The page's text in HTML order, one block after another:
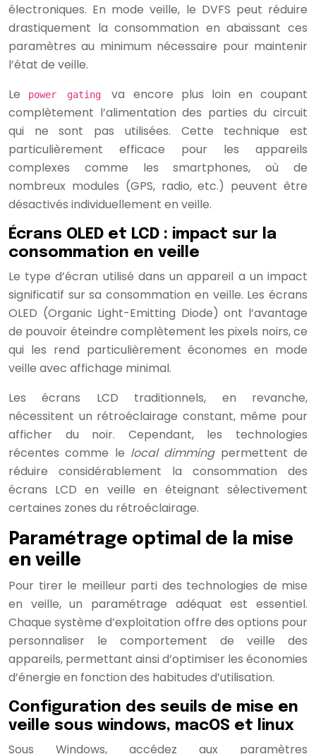
électroniques. En mode veille, le DVFS peut réduire
drastiquement la consommation en abaissant ces
paramètres au minimum nécessaire pour maintenir
l’état de veille.
Le
power gatingva encore plus loin en coupant
complètement l’alimentation des parties du circuit
qui ne sont pas utilisées. Cette technique est
particulièrement efficace pour les appareils
complexes comme les smartphones, où de
nombreux modules (GPS, radio, etc.) peuvent être
désactivés individuellement en veille.
Écrans OLED et LCD : impact sur la
consommation en veille
Le type d’écran utilisé dans un appareil a un impact
significatif sur sa consommation en veille. Les écrans
OLED (Organic Light-Emitting Diode) ont l’avantage
de pouvoir éteindre complètement les pixels noirs, ce
qui les rend particulièrement économes en mode
veille avec affichage minimal.
Les écrans LCD traditionnels, en revanche,
nécessitent un rétroéclairage constant, même pour
afficher du noir. Cependant, les technologies
récentes comme le local dimming permettent de
réduire considérablement la consommation des
écrans LCD en veille en éteignant sélectivement
certaines zones du rétroéclairage.
Paramétrage optimal de la mise
en veille
Pour tirer le meilleur parti des technologies de mise
en veille, un paramétrage adéquat est essentiel.
Chaque système d’exploitation offre des options pour
personnaliser le comportement de veille des
appareils, permettant ainsi d’optimiser les économies
d’énergie en fonction des habitudes d’utilisation.
Configuration des seuils de mise en
veille sous windows, macOS et linux
Sous Windows, accédez aux paramètres